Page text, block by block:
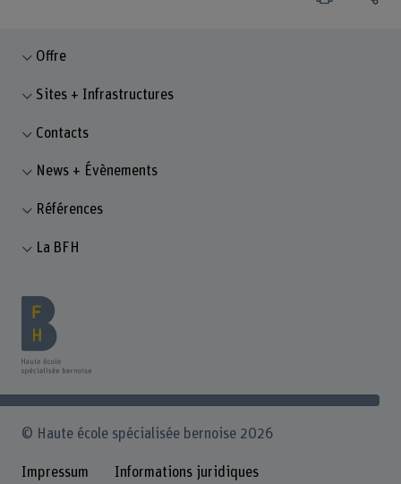
Offre
Sites + Infrastructures
Contacts
News + Évènements
Références
La BFH
© Haute école spécialisée bernoise 2026
Impressum Informations juridiques